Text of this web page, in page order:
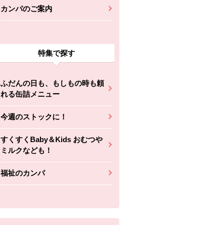
カンパのご案内
特集で探す
ふだんの日も、もしもの時も頼
れる缶詰メニュー
今週のストックに！
すくすくBaby＆Kids おむつや
ミルクなども！
福祉のカンパ